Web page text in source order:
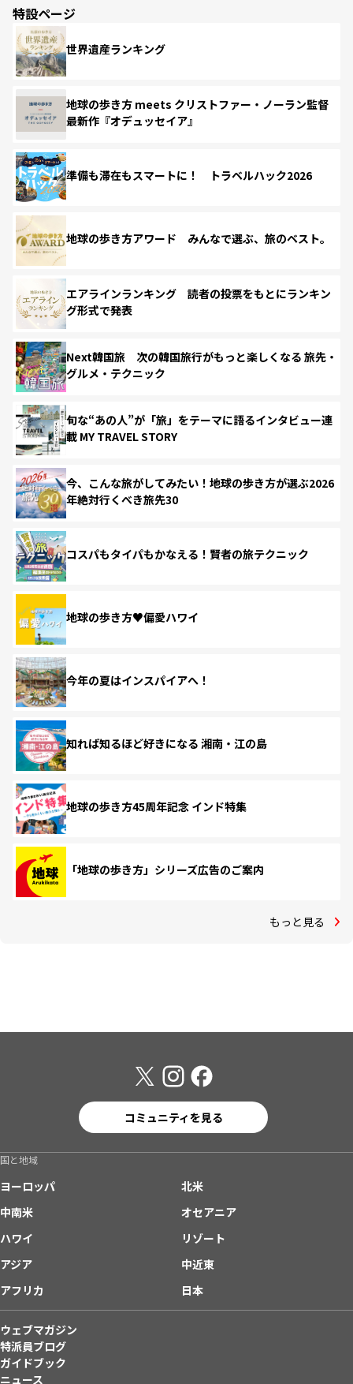
特設ページ
世界遺産ランキング
地球の歩き方 meets クリストファー・ノーラン監督
最新作『オデュッセイア』
準備も滞在もスマートに！ トラベルハック2026
地球の歩き方アワード みんなで選ぶ、旅のベスト。
エアラインランキング 読者の投票をもとにランキン
グ形式で発表
Next韓国旅 次の韓国旅行がもっと楽しくなる 旅先・
グルメ・テクニック
旬な“あの人”が「旅」をテーマに語るインタビュー連
載 MY TRAVEL STORY
今、こんな旅がしてみたい！地球の歩き方が選ぶ2026
年絶対行くべき旅先30
コスパもタイパもかなえる！賢者の旅テクニック
地球の歩き方♥偏愛ハワイ
今年の夏はインスパイアへ！
知れば知るほど好きになる 湘南・江の島
地球の歩き方45周年記念 インド特集
「地球の歩き方」シリーズ広告のご案内
もっと見る
コミュニティを見る
国と地域
ヨーロッパ
北米
中南米
オセアニア
ハワイ
リゾート
アジア
中近東
アフリカ
日本
ウェブマガジン
特派員ブログ
ガイドブック
ニュース